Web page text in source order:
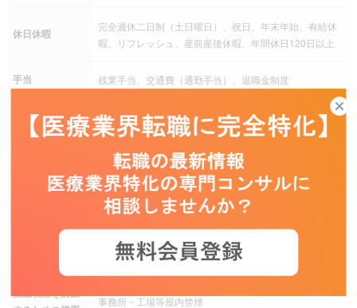
休日休暇
完全週休二日制（土日曜日）、祝日、年末年始、有給休
暇、リフレッシュ、産前産後休暇、年間休日120日以上
手当 残業手当、交通費（通勤手当）、退職金制度
社会保険 健康保険、厚生年金保険、雇用保険、労災保険
資格取得支援制度、従業員持株会、慶弔災害見舞金制度
沼津営業所（静岡県沼津市）
JR御殿場線「大岡駅」 徒歩14分
（ただし転居を伴う異動の頻度は低くエリア内での担当
替えがメイン）
受動喫煙を防止
事務所・工場等屋内禁煙